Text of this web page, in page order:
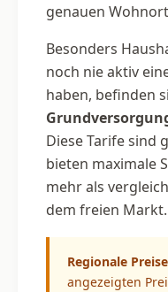
genauen
Besonders
noch nie aktiv
haben, befinden
Diese Tarife sind
bieten maximale
mehr als
dem freien Markt.
Regionale
angezeigten